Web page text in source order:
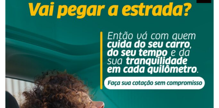
pagamento ilegal dentro da unidade hospitalar.
A decisão também determinou comunicação ao Conselho
Regional de Medicina e reforço nos mecanismos de
controle do SUS. Cabe recurso ao Tribunal de Justiça, e o
réu poderá recorrer em liberdade.
Fonte: TJSC